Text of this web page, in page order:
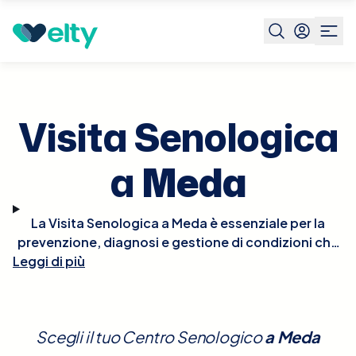
Prenota visita
Visita Senologica
a Meda
La Visita Senologica a Meda è essenziale per la
prevenzione, diagnosi e gestione di condizioni che
interessano il seno, comprese le patologie benigne
cambiamenti nella forma o dimensione del seno.
Leggi di più
Scegli il tuo Centro Senologicoa Meda